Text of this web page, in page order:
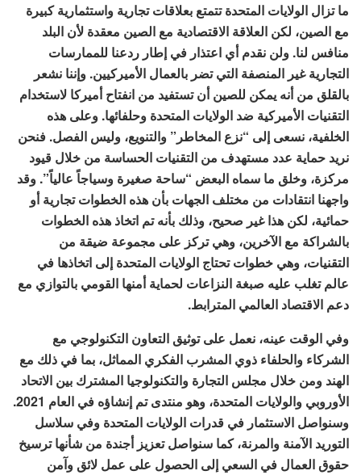
ما تزال الولايات المتحدة تتمتع بعلاقات تجارية واستثمارية كبيرة
مع الصين، لكن العلاقة الاقتصادية مع الصين معقدة لأن البلد
منافس لنا. ولن نقدم أي اعتذار في إطار ردعنا للممارسات
التجارية غير المنصفة التي تضر بالعمال الأميركيين. وإننا نشعر
بالقلق من أنه يمكن للصين أن تستفيد من انفتاح أميركا لاستخدام
التقنيات الأميركية ضد الولايات المتحدة وحلفائها. وعلى هذه
الخلفية، نسعى إلى “نزع المخاطر” والتنويع، وليس الفصل. فنحن
نريد حماية عدد مستهدف من التقنيات الحساسة من خلال قيود
مركزة، وخلق ما سماه البعض “ساحة صغيرة وسياجاً عالياً”. وقد
واجهنا انتقادات من مختلف الجهات بأن هذه الخطوات تجارية أو
حمائية، لكن هذا غير صحيح، وذلك بأنه تم اتخاذ هذه الخطوات
بالشراكة مع الآخرين، وهي تركز على مجموعة ضيقة من
التقنيات، وهي خطوات تحتاج الولايات المتحدة إلى اتخاذها في
عالم تغلب عليه صبغة النزاعات لحماية أمنها القومي بالتوازي مع
دعم الاقتصاد العالمي المترابط.
وفي الوقت عينه، نعمل على توثيق التعاون التكنولوجي مع
الشركاء والحلفاء ذوي المشرب الفكري المماثل، بما في ذلك مع
الهند ومن خلال مجلس التجارة والتكنولوجيا المشترك بين الاتحاد
الأوروبي والولايات المتحدة، وهو منتدى تم إنشاؤه في العام 2021.
وسنواصل الاستثمار في قدرات الولايات المتحدة وفي سلاسل
التوريد الآمنة والمرنة، كما سنواصل تعزيز أجندة من شأنها ترسيخ
حقوق العمال في السعي إلى الحصول على عمل لائق وآمن